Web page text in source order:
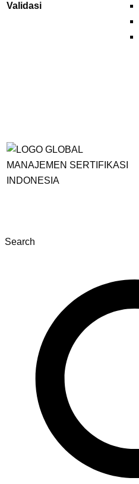
Validasi
Search